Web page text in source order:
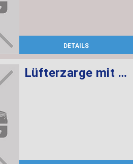
DETAILS
Lüfterzarge mit Lüfter 850W